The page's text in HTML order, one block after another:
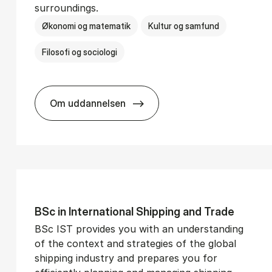
Man­age­ment
surroundings.
Økonomi og matematik Kultur og samfund
Filosofi og sociologi
Om uddannelsen
BSc in Busi­ness Ad­min­is­tra­tion and
BSc in In­ter­na­tion­al Ship­ping and Trade
BSc IST provides you with an understanding
of the context and strategies of the global
shipping industry and prepares you for